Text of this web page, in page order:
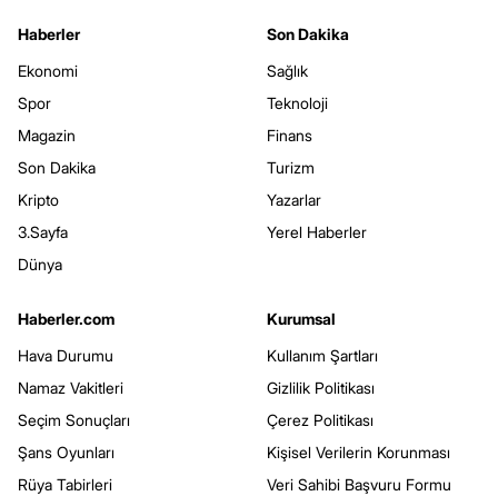
Haberler
Ekonomi
Spor
Magazin
Son Dakika
Kripto
3.Sayfa
Dünya
Son Dakika
Sağlık
Teknoloji
Finans
Turizm
Yazarlar
Yerel Haberler
Haberler.com
Hava Durumu
Namaz Vakitleri
Seçim Sonuçları
Şans Oyunları
Rüya Tabirleri
Kurumsal
Kullanım Şartları
Gizlilik Politikası
Çerez Politikası
Kişisel Verilerin Korunması
Veri Sahibi Başvuru Formu